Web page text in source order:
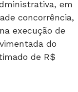
em
concorrência,
execução de
do
de R$